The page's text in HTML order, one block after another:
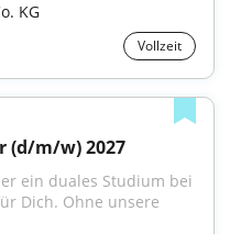
KG
Vollzeit
(d/m/w) 2027
ein duales Studium bei
Dich. Ohne unsere